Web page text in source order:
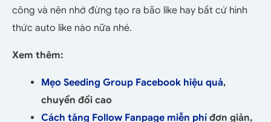
công và nên nhớ đừng tạo ra bão like hay bất cứ hình
thức auto like nào nữa nhé.
Xem thêm:
Mẹo Seeding Group Facebook hiệu quả,
chuyển đổi cao
Cách tăng Follow Fanpage miễn phí đơn giản,